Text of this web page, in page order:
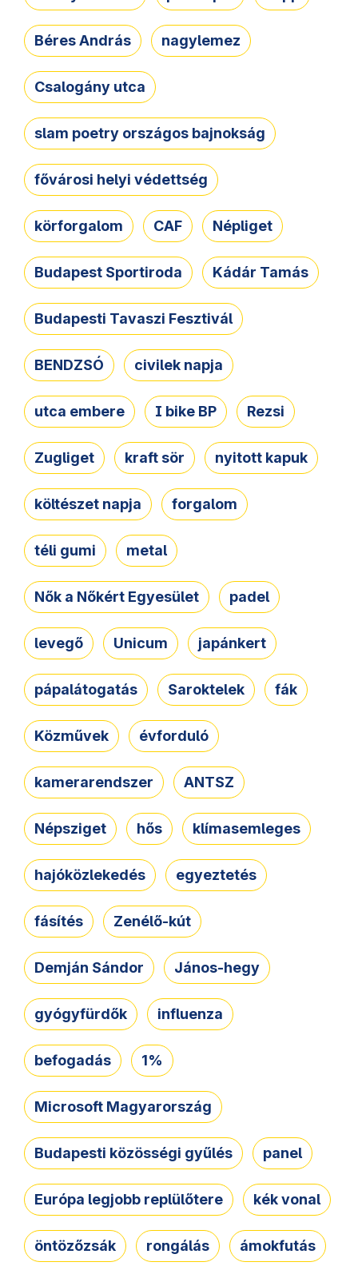
Béres András nagylemez
Csalogány utca
slam poetry országos bajnokság
fővárosi helyi védettség
körforgalom CAF Népliget
Budapest Sportiroda Kádár Tamás
Budapesti Tavaszi Fesztivál
BENDZSÓ civilek napja
utca embere I bike BP Rezsi
Zugliget kraft sör nyitott kapuk
költészet napja forgalom
téli gumi metal
Nők a Nőkért Egyesület padel
levegő Unicum japánkert
pápalátogatás Saroktelek fák
Közművek évforduló
kamerarendszer ANTSZ
Népsziget hős klímasemleges
hajóközlekedés egyeztetés
fásítés Zenélő-kút
Demján Sándor János-hegy
gyógyfürdők influenza
befogadás 1%
Microsoft Magyarország
Budapesti közösségi gyűlés panel
Európa legjobb replülőtere kék vonal
öntözőzsák rongálás ámokfutás